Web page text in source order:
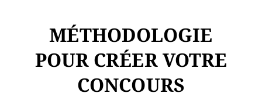
MÉTHODOLOGIE
POUR CRÉER VOTRE
CONCOURS